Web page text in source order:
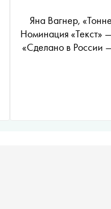
Яна Вагнер,
Номинация «Текст»
«Сделано в России